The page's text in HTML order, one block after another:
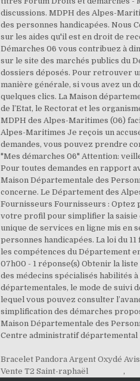
Bracelet Pandora Argent Oxydé Avis
Vente T2 Saint-raphaël
,